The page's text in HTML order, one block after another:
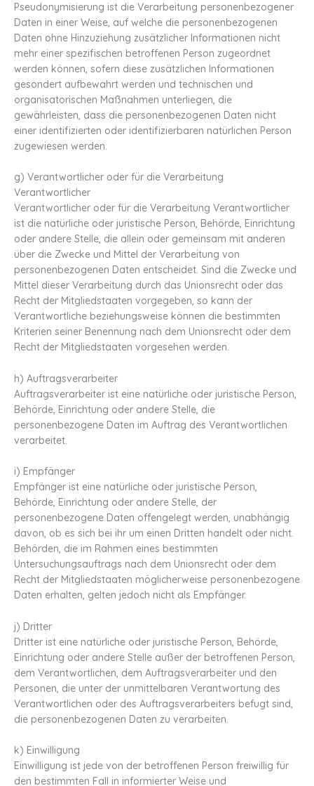
Pseudonymisierung ist die Verarbeitung personenbezogener
Daten in einer Weise, auf welche die personenbezogenen
Daten ohne Hinzuziehung zusätzlicher Informationen nicht
mehr einer spezifischen betroffenen Person zugeordnet
werden können, sofern diese zusätzlichen Informationen
gesondert aufbewahrt werden und technischen und
organisatorischen Maßnahmen unterliegen, die
gewährleisten, dass die personenbezogenen Daten nicht
einer identifizierten oder identifizierbaren natürlichen Person
zugewiesen werden.
g) Verantwortlicher oder für die Verarbeitung
Verantwortlicher
Verantwortlicher oder für die Verarbeitung Verantwortlicher
ist die natürliche oder juristische Person, Behörde, Einrichtung
oder andere Stelle, die allein oder gemeinsam mit anderen
über die Zwecke und Mittel der Verarbeitung von
personenbezogenen Daten entscheidet. Sind die Zwecke und
Mittel dieser Verarbeitung durch das Unionsrecht oder das
Recht der Mitgliedstaaten vorgegeben, so kann der
Verantwortliche beziehungsweise können die bestimmten
Kriterien seiner Benennung nach dem Unionsrecht oder dem
Recht der Mitgliedstaaten vorgesehen werden.
h) Auftragsverarbeiter
Auftragsverarbeiter ist eine natürliche oder juristische Person,
Behörde, Einrichtung oder andere Stelle, die
personenbezogene Daten im Auftrag des Verantwortlichen
verarbeitet.
i) Empfänger
Empfänger ist eine natürliche oder juristische Person,
Behörde, Einrichtung oder andere Stelle, der
personenbezogene Daten offengelegt werden, unabhängig
davon, ob es sich bei ihr um einen Dritten handelt oder nicht.
Behörden, die im Rahmen eines bestimmten
Untersuchungsauftrags nach dem Unionsrecht oder dem
Recht der Mitgliedstaaten möglicherweise personenbezogene
Daten erhalten, gelten jedoch nicht als Empfänger.
j) Dritter
Dritter ist eine natürliche oder juristische Person, Behörde,
Einrichtung oder andere Stelle außer der betroffenen Person,
dem Verantwortlichen, dem Auftragsverarbeiter und den
Personen, die unter der unmittelbaren Verantwortung des
Verantwortlichen oder des Auftragsverarbeiters befugt sind,
die personenbezogenen Daten zu verarbeiten.
k) Einwilligung
Einwilligung ist jede von der betroffenen Person freiwillig für
den bestimmten Fall in informierter Weise und